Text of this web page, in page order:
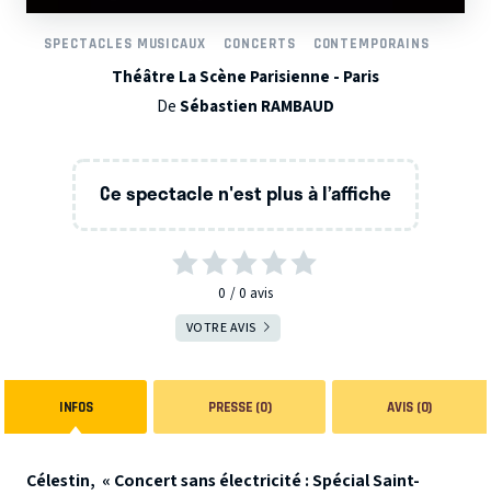
SPECTACLES MUSICAUX CONCERTS CONTEMPORAINS
Théâtre La Scène Parisienne - Paris
DeSébastien RAMBAUD
Ce spectacle n'est plus à l’affiche
0 0 avis
VOTRE AVIS
INFOS PRESSE (0) AVIS (0)
Célestin, « Concert sans électricité : Spécial Saint-